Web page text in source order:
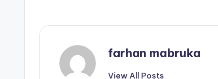
farhan mabruka
View All Posts